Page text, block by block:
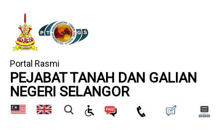
Portal Rasmi
PEJABAT TANAH DAN GALIAN
NEGERI SELANGOR